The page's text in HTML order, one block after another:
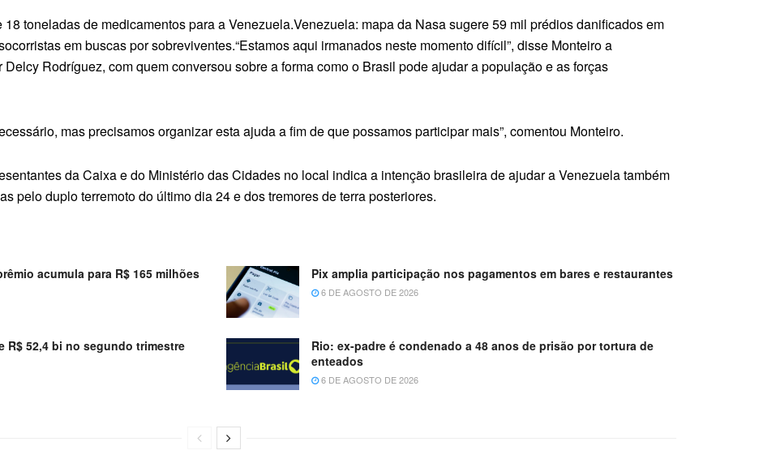
toneladas de medicamentos para a Venezuela.Venezuela: mapa da Nasa sugere 59 mil prédios danificados em
em buscas por sobreviventes.“Estamos aqui irmanados neste momento difícil”, disse Monteiro a
Rodríguez, com quem conversou sobre a forma como o Brasil pode ajudar a população e as forças
mas precisamos organizar esta ajuda a fim de que possamos participar mais”, comentou Monteiro.
da Caixa e do Ministério das Cidades no local indica a intenção brasileira de ajudar a Venezuela também
pelo duplo terremoto do último dia 24 e dos tremores de terra posteriores.
acumula para R$ 165 milhões Pix amplia participação nos pagamentos em bares e restaurantes
6 DE AGOSTO DE 2026
R$ 52,4 bi no segundo trimestre
Rio: ex-padre é condenado a 48 anos de prisão por tortura de
enteados
6 DE AGOSTO DE 2026